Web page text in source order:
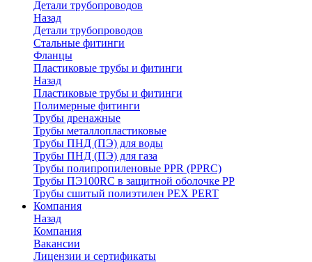
Детали трубопроводов
Назад
Детали трубопроводов
Стальные фитинги
Фланцы
Пластиковые трубы и фитинги
Назад
Пластиковые трубы и фитинги
Полимерные фитинги
Трубы дренажные
Трубы металлопластиковые
Трубы ПНД (ПЭ) для воды
Трубы ПНД (ПЭ) для газа
Трубы полипропиленовые PPR (PPRC)
Трубы ПЭ100RC в защитной оболочке PP
Трубы сшитый полиэтилен PEX PERT
Компания
Назад
Компания
Вакансии
Лицензии и сертификаты